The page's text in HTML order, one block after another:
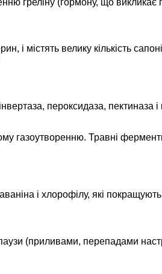
і містять велику кількість
пероксидаза,
газоутворенню. Травні
і хлорофілу, які покращують
(приливами, перепадами